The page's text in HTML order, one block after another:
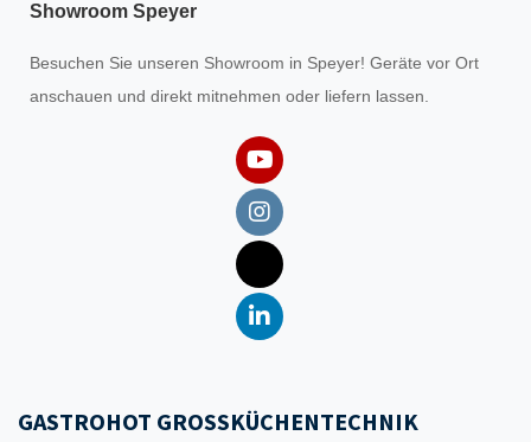
Showroom Speyer
Besuchen Sie unseren Showroom in Speyer! Geräte vor Ort
anschauen und direkt mitnehmen oder liefern lassen.
GASTROHOT GROSSKÜCHENTECHNIK